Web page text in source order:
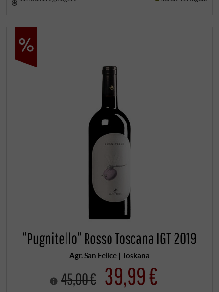
“Pugnitello” Rosso Toscana IGT 2019
Agr. San Felice | Toskana
45,00 € 39,99 €